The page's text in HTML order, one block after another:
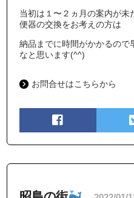
当初は１〜２ヵ月の案内が未
便器の交換をお考えの方は
納品までに時間がかかるので
なと思います(^^)
お問合せはこちらから